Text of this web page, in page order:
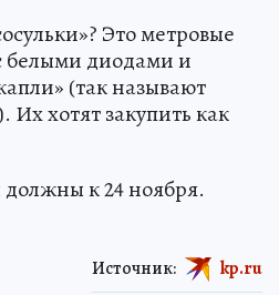
Это метровые
белыми диодами и
(так называют
Их хотят закупить как
к 24 ноября.
Источник: kp.ru